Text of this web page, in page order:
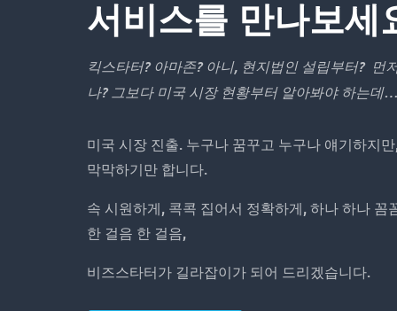
서비스를 만나보세
킥스타터?아마존?아니, 현지법인 설립부터? 먼
나? 그보다 미국시장 현황부터 알아봐야하는데…
미국 시장 진출. 누구나 꿈꾸고 누구나 얘기하지
막막하기만 합니다.
속 시원하게, 콕콕 집어서 정확하게, 하나 하나 꼼
한 걸음 한 걸음,
비즈스타터가 길라잡이가 되어 드리겠습니다.